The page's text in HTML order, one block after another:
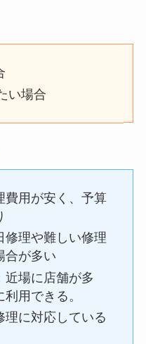
い場合
費用が安く、予算
修理や難しい修理
合が多い
近場に店舗が多
用できる。
理に対応している